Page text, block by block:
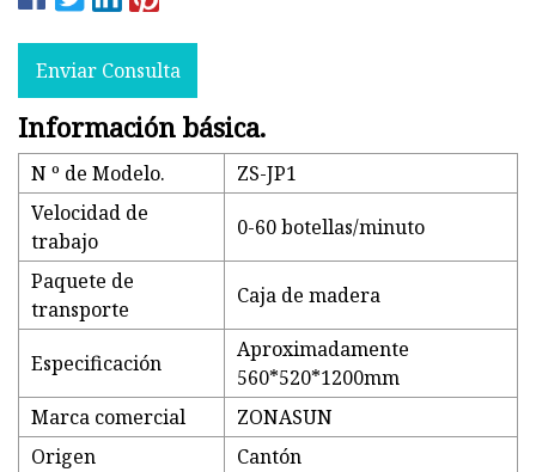
Enviar Consulta
Información básica.
N º de Modelo.
ZS-JP1
Velocidad de
trabajo
0-60 botellas/minuto
Paquete de
transporte
Caja de madera
Especificación
Aproximadamente
560*520*1200mm
Marca comercial
ZONASUN
Origen
Cantón